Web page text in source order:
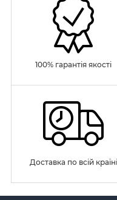
100% гарантія якості
Доставка по всій країні